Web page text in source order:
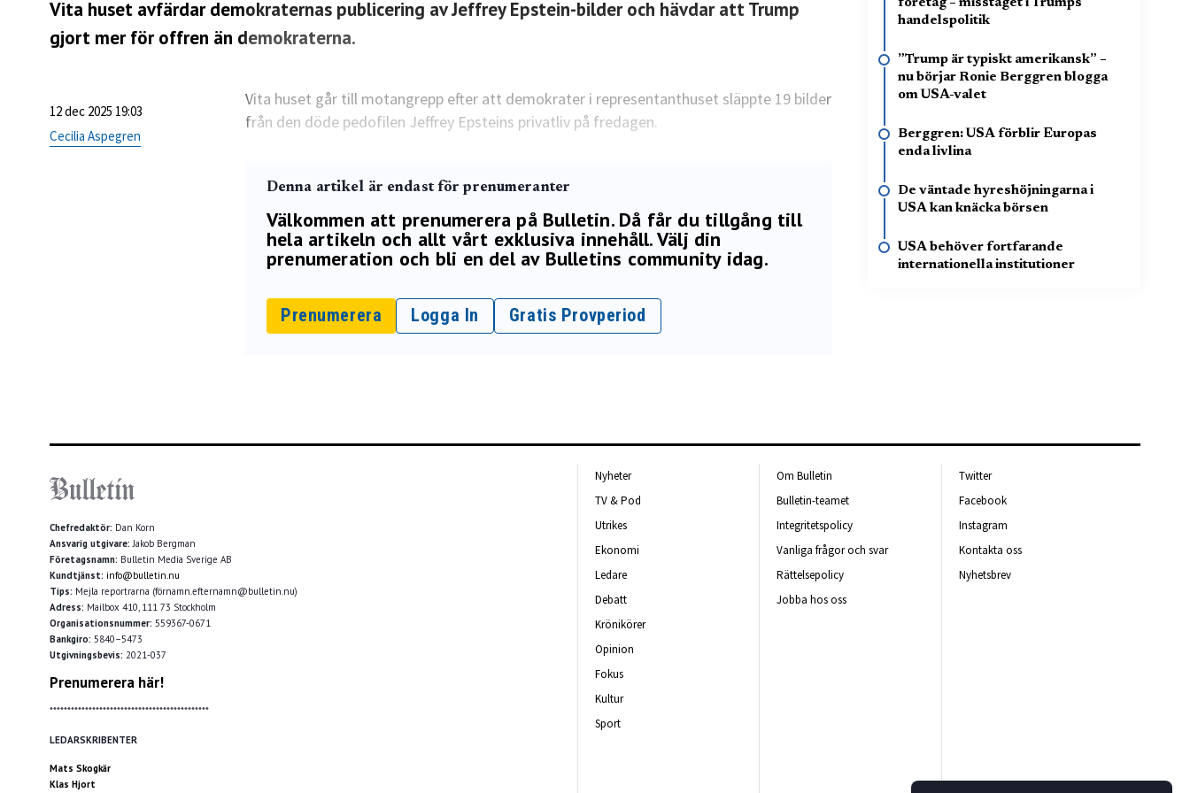
Vita huset avfärdar demokraternas publicering av Jeffrey Epstein-bilder och hävdar att Trump
gjort mer för offren än demokraterna.
12 dec 2025 19:03
Cecilia Aspegren
Vita huset går till motangrepp efter att demokrater i representanthuset släppte 19 bilder
från den döde pedofilen Jeffrey Epsteins privatliv på fredagen.
Denna artikel är endast för prenumeranter
Välkommen att prenumerera på Bulletin. Då får du tillgång till
hela artikeln och allt vårt exklusiva innehåll. Välj din
prenumeration och bli en del av Bulletins community idag.
Prenumerera Logga In Gratis Provperiod
företag – misstaget i Trumps
handelspolitik
”Trump är typiskt amerikansk” –
nu börjar Ronie Berggren blogga
om USA-valet
Berggren: USA förblir Europas
enda livlina
De väntade hyreshöjningarna i
USA kan knäcka börsen
USA behöver fortfarande
internationella institutioner
Chefredaktör: Dan Korn
Ansvarig utgivare: Jakob Bergman
Företagsnamn: Bulletin Media Sverige AB
Kundtjänst: info@bulletin.nu
Tips: Mejla reportrarna (förnamn.efternamn@bulletin.nu)
Adress: Mailbox 410, 111 73 Stockholm
Organisationsnummer: 559367-0671
Bankgiro: 5840–5473
Utgivningsbevis: 2021-037
Prenumerera här!
*********************************************
LEDARSKRIBENTER
Mats Skogkär
Klas Hjort
Nyheter
TV & Pod
Utrikes
Ekonomi
Ledare
Debatt
Krönikörer
Opinion
Fokus
Kultur
Sport
Om Bulletin
Bulletin-teamet
Integritetspolicy
Vanliga frågor och svar
Rättelsepolicy
Jobba hos oss
Twitter
Facebook
Instagram
Kontakta oss
Nyhetsbrev